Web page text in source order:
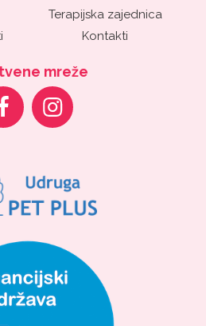
Terapijska zajednica
Kontakti
mreže